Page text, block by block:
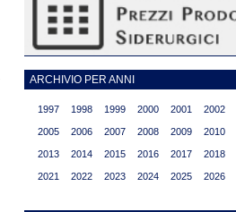
ARCHIVIO PER ANNI
1997 1998 1999 2000 2001 2002
2005 2006 2007 2008 2009 2010
2013 2014 2015 2016 2017 2018
2021 2022 2023 2024 2025 2026